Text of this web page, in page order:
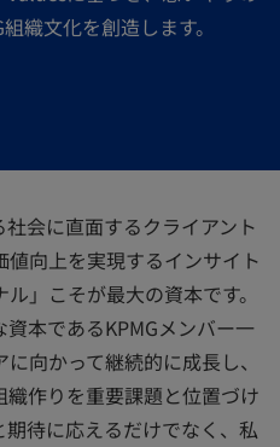
織文化を創造します。
会に直面するクライアント
向上を実現するインサイト
」こそが最大の資本です。
本であるKPMGメンバー一
向かって継続的に成長し、
作りを重要課題と位置づけ
待に応えるだけでなく、私